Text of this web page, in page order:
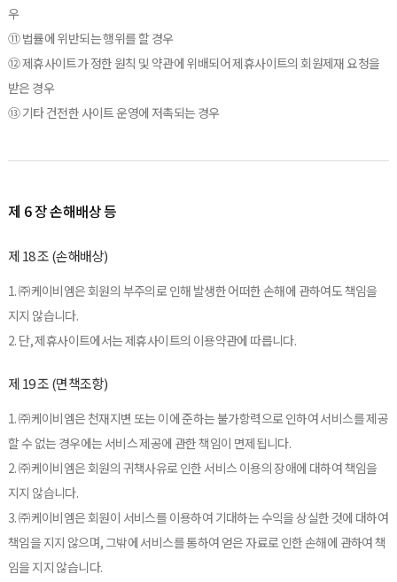
우
⑪ 법률에 위반되는 행위를 할 경우
⑫ 제휴사이트가 정한 원칙 및 약관에 위배되어 제휴사이트의 회원제재 요청을
받은 경우
⑬ 기타 건전한 사이트 운영에 저촉되는 경우
제 6 장 손해배상 등
제 18 조 (손해배상)
1. ㈜케이비엠은 회원의 부주의로 인해 발생한 어떠한 손해에 관하여도 책임을
지지 않습니다.
2. 단, 제휴사이트에서는 제휴사이트의 이용약관에 따릅니다.
제 19 조 (면책조항)
1. ㈜케이비엠은 천재지변 또는 이에 준하는 불가항력으로 인하여 서비스를 제공
할 수 없는 경우에는 서비스 제공에 관한 책임이 면제됩니다.
2. ㈜케이비엠은 회원의 귀책사유로 인한 서비스 이용의 장애에 대하여 책임을
지지 않습니다.
3. ㈜케이비엠은 회원이 서비스를 이용하여 기대하는 수익을 상실한 것에 대하여
책임을 지지 않으며, 그밖에 서비스를 통하여 얻은 자료로 인한 손해에 관하여 책
임을 지지 않습니다.